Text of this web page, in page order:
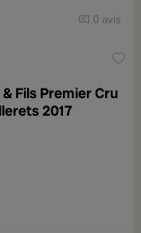
0 avis
Fils Premier Cru
2017